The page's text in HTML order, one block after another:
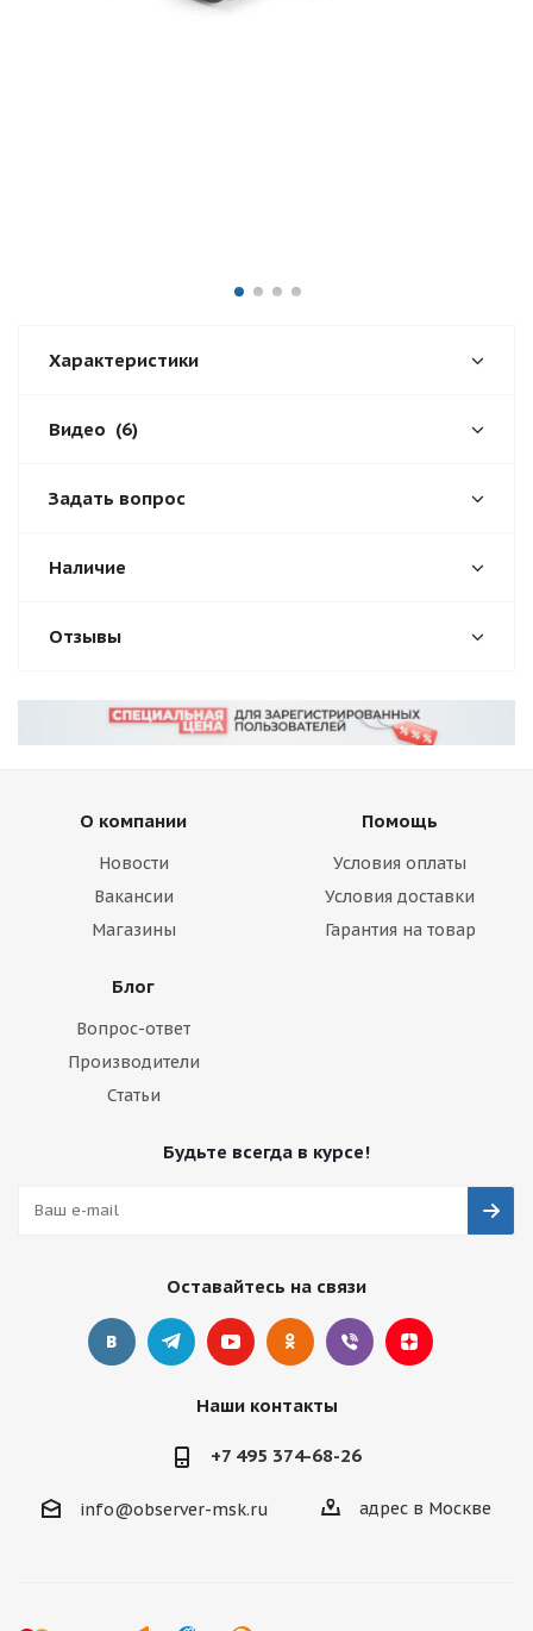
Характеристики
Видео (6)
Задать вопрос
Наличие
Отзывы
О компании
Новости
Вакансии
Магазины
Помощь
Условия оплаты
Условия доставки
Гарантия на товар
Блог
Вопрос-ответ
Производители
Статьи
Будьте всегда в курсе!
Оставайтесь на связи
Наши контакты
+7 495 374-68-26
info@observer-msk.ru адрес в Москве